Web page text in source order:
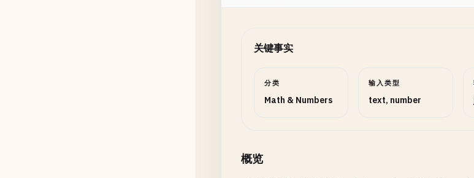
关键事实
分类
Math & Numbers
输入类型
text, number
概览